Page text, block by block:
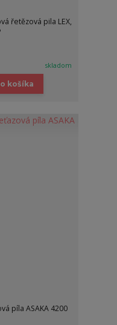
řetězová pila LEX,
skladom
košíka
píla ASAKA 4200